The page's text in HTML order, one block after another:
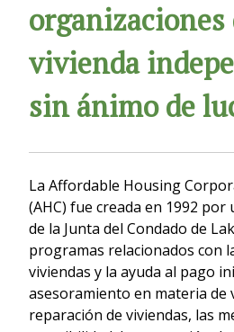
organizaciones
vivienda
sin ánimo de
La Affordable Housing
(AHC) fue creada en 1992
de la Junta del Condado de
programas relacionados con
viviendas y la ayuda al pago
asesoramiento en materia de
reparación de viviendas, las